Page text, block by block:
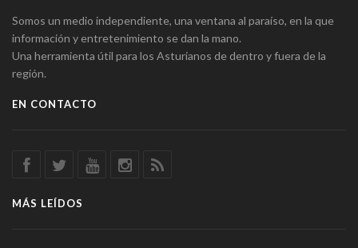
Somos un medio independiente, una ventana al paraíso, en la que
información y entretenimiento se dan la mano.
Una herramienta útil para los Asturianos de dentro y fuera de la
región.
EN CONTACTO
MÁS LEÍDOS